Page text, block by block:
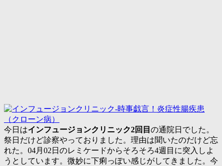
今日はインフュージョンクリニック2回目 の通院日でした。
祭日だけど診察やっておりました。理由は聞いたのだけど忘
れた。04月02日のレミケードからそろそろ4週目に突入しよ
うとしています。微妙に下痢っぽい感じがしてきました。今